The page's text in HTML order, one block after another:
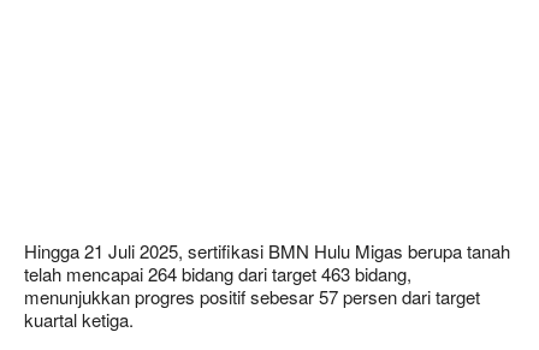
Hingga 21 Juli 2025, sertifikasi BMN Hulu Migas berupa tanah
telah mencapai 264 bidang dari target 463 bidang,
menunjukkan progres positif sebesar 57 persen dari target
kuartal ketiga.